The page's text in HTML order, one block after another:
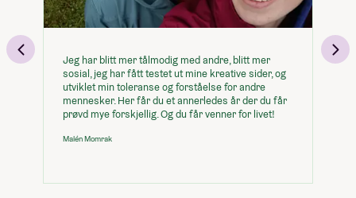
Jeg har blitt mer tålmodig med andre, blitt mer
sosial, jeg har fått testet ut mine kreative sider, og
utviklet min toleranse og forståelse for andre
mennesker. Her får du et annerledes år der du får
prøvd mye forskjellig. Og du får venner for livet!
Malén Momrak